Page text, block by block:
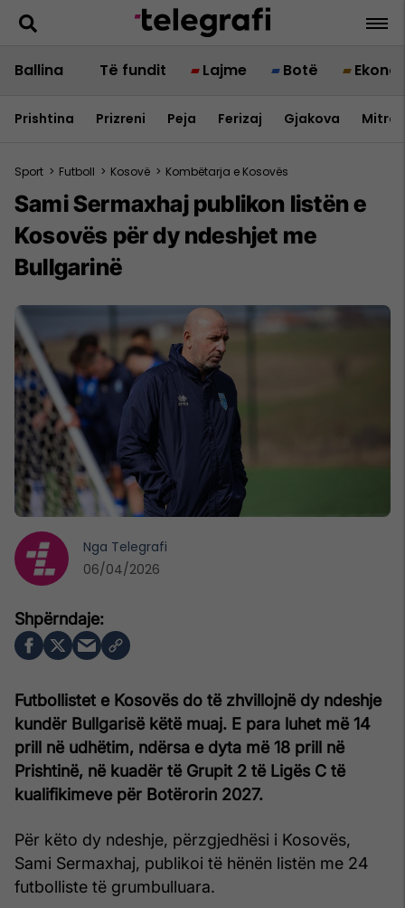
Ballina Të fundit Lajme Botë
Prishtina Prizreni Peja Ferizaj Gjakova
Sport > Futboll > Kosovë > Kombëtarja e Kosovës
Sami Sermaxhaj publikon listën e
Kosovës për dy ndeshjet me
Bullgarinë
Futbollistet e Kosovës do të zhvillojnë dy ndeshje
kundër Bullgarisë këtë muaj. E para luhet më 14
prill në udhëtim, ndërsa e dyta më 18 prill në
Prishtinë, në kuadër të Grupit 2 të Ligës C të
kualifikimeve për Botërorin 2027.
Për këto dy ndeshje, përzgjedhësi i Kosovës,
Sami Sermaxhaj, publikoi të hënën listën me 24
futbolliste të grumbulluara.
Nga Telegrafi
06/04/2026